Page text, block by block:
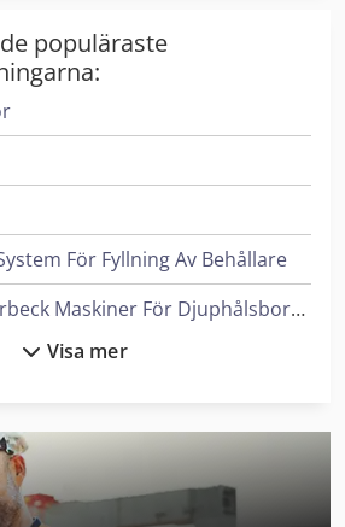
populäraste
För Fyllning Av Behållare
Heidenreich & Harbeck Maskiner För Djuphålsborrning
För Lim
Visa mer